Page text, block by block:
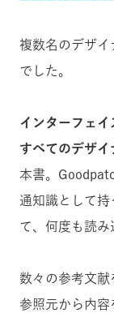
複数名のデザイ
でした。
インターフェイ
すべてのデザ
本書。
通知識として
て、何度も読み
数々の参考文献
参照元から内容